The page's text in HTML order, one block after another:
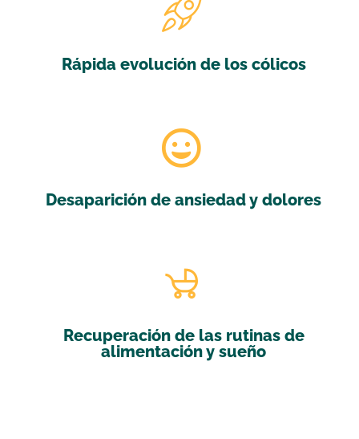
Rápida evolución de los cólicos
Desaparición de ansiedad y dolores
Recuperación de las rutinas de
alimentación y sueño